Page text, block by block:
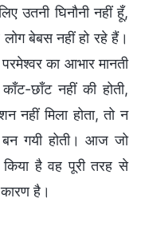
उतनी घिनौनी नहीं हूँ,
बेबस नहीं हो रहे हैं।
का आभार मानती
छाँट नहीं की होती,
नहीं मिला होता, तो न
गयी होती। आज जो
है वह पूरी तरह से
है।